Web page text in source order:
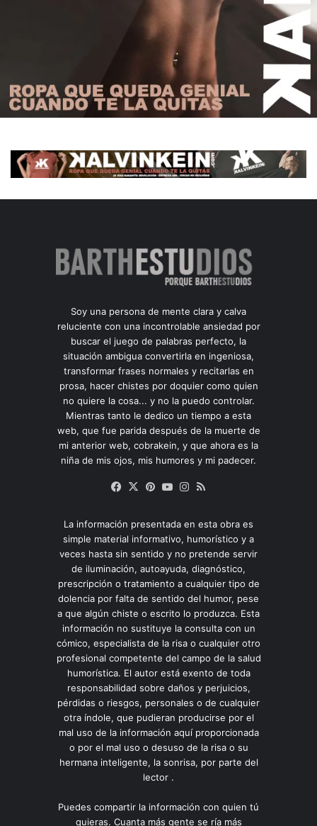
Soy una persona de mente clara y calva
reluciente con una incontrolable ansiedad por
buscar el juego de palabras perfecto, la
situación ambigua convertirla en ingeniosa,
transformar frases normales y recitarlas en
prosa, hacer chistes por doquier como quien
no quiere la cosa... y no la puedo controlar.
Mientras tanto le dedico un tiempo a esta
web, que fue parida después de la muerte de
mi anterior web, cobrakein, y que ahora es la
niña de mis ojos, mis humores y mi padecer.
Facebook
X Pinterest
YouTubeInstagram
La información presentada en esta obra es
simple material informativo, humorístico y a
veces hasta sin sentido y no pretende servir
de iluminación, autoayuda, diagnóstico,
prescripción o tratamiento a cualquier tipo de
dolencia por falta de sentido del humor, pese
a que algún chiste o escrito lo produzca. Esta
información no sustituye la consulta con un
cómico, especialista de la risa o cualquier otro
profesional competente del campo de la salud
humorística. El autor está exento de toda
responsabilidad sobre daños y perjuicios,
pérdidas o riesgos, personales o de cualquier
otra índole, que pudieran producirse por el
mal uso de la información aquí proporcionada
o por el mal uso o desuso de la risa o su
hermana inteligente, la sonrisa, por parte del
lector .
Puedes compartir la información con quien tú
quieras. Cuanta más gente se ría más